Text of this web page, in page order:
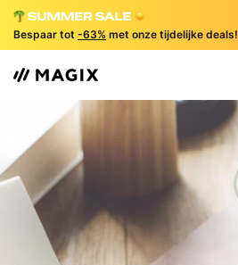
Bespaar tot -63% met onze tijdelijke deals!